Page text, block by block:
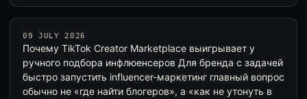
09 JULY 2026
Почему TikTok Creator Marketplace выигрывает у
ручного подбора инфлюенсеров Для бренда с задачей
быстро запустить influencer-маркетинг главный вопрос
обычно не «где найти блогеров», а «как не утонуть в